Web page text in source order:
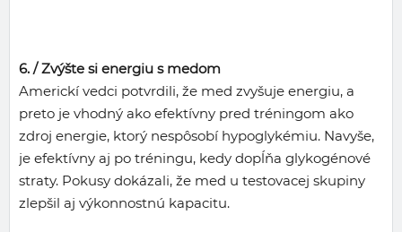
6. /Zvýšte si energiu s medom
Americkí vedci potvrdili, že med zvyšuje energiu, a
preto je vhodný ako efektívny pred tréningom ako
zdroj energie, ktorý nespôsobí hypoglykémiu. Navyše,
je efektívny aj po tréningu, kedy dopĺňa glykogénové
straty. Pokusy dokázali, že med u testovacej skupiny
zlepšil aj výkonnostnú kapacitu.